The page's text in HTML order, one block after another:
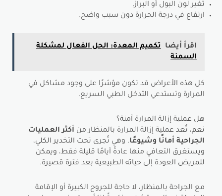
تغير لون البول أو البراز.
ارتفاع في درجة الحرارة دون سبب واضح.
اقرأ أيضا تكميم المعدة: الحل الفعال لمشكلة
السمنة
كل هذه الأعراض قد تكون مؤشرًا على وجود مشاكل في
المرارة وتستدعي التدخل الطبي السريع.
هل عملية إزالة المرارة آمنة؟
نعم، تُعد عملية إزالة المرارة بالمنظار من أكثر العمليات
الجراحية أمانًا وشيوعًا. وهي تُجرى تحت التخدير الكلي،
ويستغرق التعافي منها عادةً أيامًا قليلة فقط، ويمكن
للمريض العودة إلى حياته الطبيعية بعد فترة قصيرة.
مع الجراحة بالمنظار، لا حاجة للجروح الكبيرة أو الإقامة